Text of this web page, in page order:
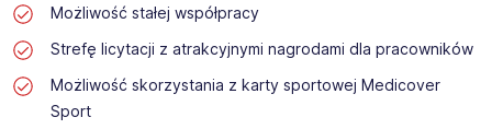
Możliwość stałej współpracy
Strefę licytacji z atrakcyjnymi nagrodami dla pracowników
Możliwość skorzystania z karty sportowej Medicover
Sport